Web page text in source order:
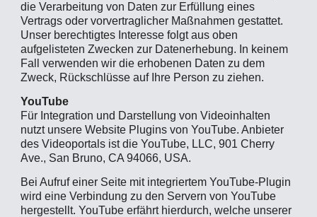
die Verarbeitung von Daten zur Erfüllung eines
Vertrags oder vorvertraglicher Maßnahmen gestattet.
Unser berechtigtes Interesse folgt aus oben
aufgelisteten Zwecken zur Datenerhebung. In keinem
Fall verwenden wir die erhobenen Daten zu dem
Zweck, Rückschlüsse auf Ihre Person zu ziehen.
YouTube
Für Integration und Darstellung von Videoinhalten
nutzt unsere Website Plugins von YouTube. Anbieter
des Videoportals ist die YouTube, LLC, 901 Cherry
Ave., San Bruno, CA 94066, USA.
Bei Aufruf einer Seite mit integriertem YouTube-Plugin
wird eine Verbindung zu den Servern von YouTube
hergestellt. YouTube erfährt hierdurch, welche unserer